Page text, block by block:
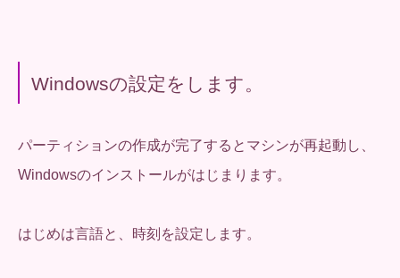
Windowsの設定をします。
パーティションの作成が完了するとマシンが再起動し、
Windowsのインストールがはじまります。
はじめは言語と、時刻を設定します。